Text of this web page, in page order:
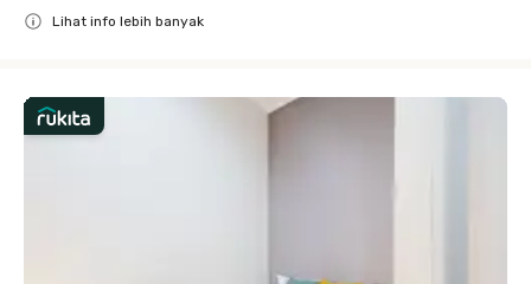
Lihat info lebih banyak